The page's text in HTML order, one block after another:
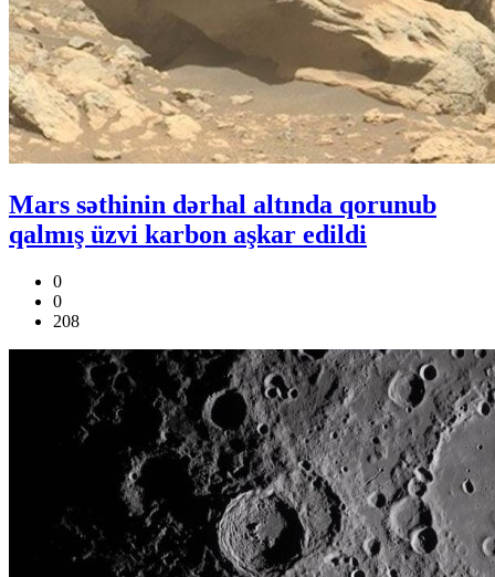
Mars səthinin dərhal altında qorunub
qalmış üzvi karbon aşkar edildi
0
0
208